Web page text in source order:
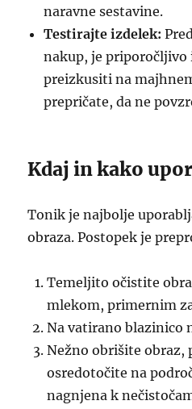
naravne sestavine.
Testirajte izdelek:
nakup, je priporočljivo
preizkusiti na
prepričate, da ne
Kdaj in kako
Tonik je najbolje
obraza. Postopek je
Temeljito očistite
mlekom, primernim
Na vatirano blazinico
Nežno obrišite obraz,
osredotočite na
nagnjena k